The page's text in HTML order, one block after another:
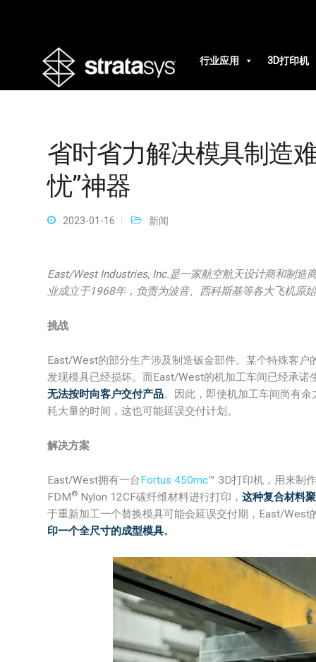
行业应用 3D打印机
省时省力解决模具制造
忧”神器
2023-01-16 新闻
East/West Industries, Inc.是一家航空航天设计商和制造
业成立于1968年，负责为波音、西科斯基等各大飞机原
挑战
East/West的部分生产涉及制造钣金部件。某个特殊客
发现模具已经损坏。而East/West的机加工车间已经承诺
无法按时向客户交付产品。因此，即使机加工车间尚有
耗大量的时间，这也可能延误交付计划。
解决方案
East/West拥有一台Fortus 450mc™ 3D打印机，用来制
FDM® Nylon 12CF碳纤维材料进行打印， 这种复合材料
于重新加工一个替换模具可能会延误交付期，East/West
印一个全尺寸的成型模具。